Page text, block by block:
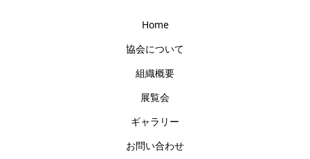
Home
協会について
組織概要
展覧会
ギャラリー
お問い合わせ